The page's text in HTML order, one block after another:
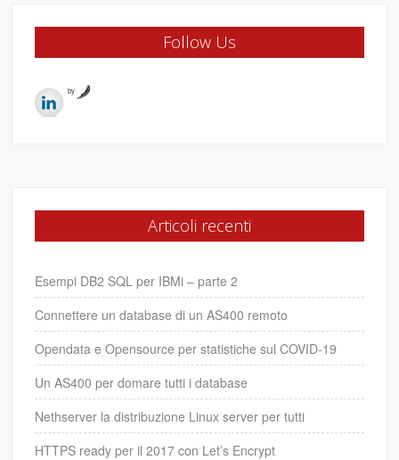
Follow Us
by
Articoli recenti
Esempi DB2 SQL per IBMi – parte 2
Connettere un database di un AS400 remoto
Opendata e Opensource per statistiche sul COVID-19
Un AS400 per domare tutti i database
Nethserver la distribuzione Linux server per tutti
HTTPS ready per il 2017 con Let’s Encrypt